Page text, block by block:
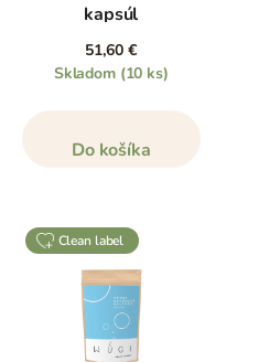
systém, duševnú
funkčnosť nervového
aj zdravie a vzhľad kože.
na jej obnovenie? To
článku na konci tejto
kapsúl
51,60 €
Skladom (10 ks)
Do košíka
clean label